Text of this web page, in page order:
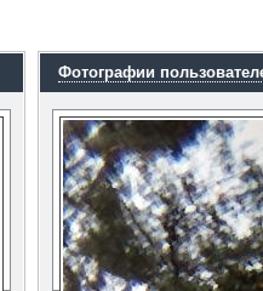
Фотографии